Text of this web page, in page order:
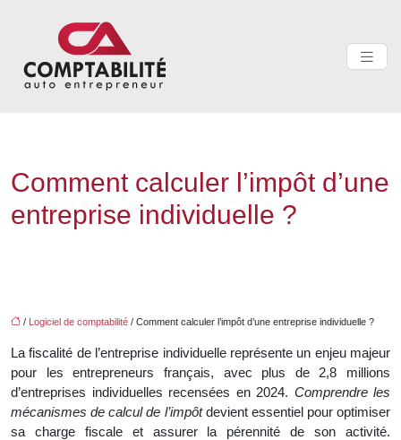
Comment calculer l’impôt d’une
entreprise individuelle ?
/ Logiciel de comptabilité / Comment calculer l’impôt d’une entreprise individuelle ?
La fiscalité de l’entreprise individuelle représente un enjeu majeur
pour les entrepreneurs français, avec plus de 2,8 millions
d’entreprises individuelles recensées en 2024. Comprendre les
mécanismes de calcul de l’impôtdevient essentiel pour optimiser
sa charge fiscale et assurer la pérennité de son activité.